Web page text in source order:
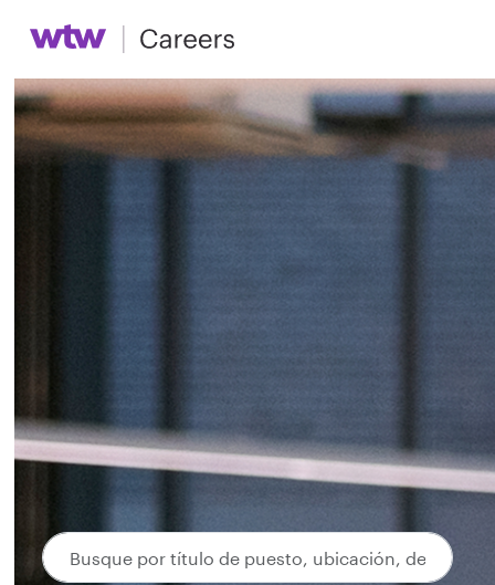
Saltar a los resultados de búsqueda de empleo
Busque
por